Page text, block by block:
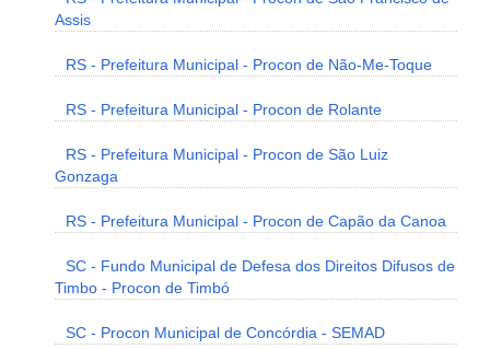
Assis
RS - Prefeitura Municipal - Procon de Não-Me-Toque
RS - Prefeitura Municipal - Procon de Rolante
RS - Prefeitura Municipal - Procon de São Luiz
Gonzaga
RS - Prefeitura Municipal - Procon de Capão da Canoa
SC - Fundo Municipal de Defesa dos Direitos Difusos de
Timbo - Procon de Timbó
SC - Procon Municipal de Concórdia - SEMAD